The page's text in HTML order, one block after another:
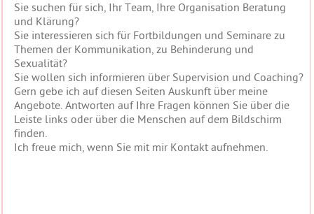
Sie suchen für sich, Ihr Team, Ihre Organisation Beratung
und Klärung?
Sie interessieren sich für Fortbildungen und Seminare zu
Themen der Kommunikation, zu Behinderung und
Sexualität?
Sie wollen sich informieren über Supervision und Coaching?
Gern gebe ich auf diesen Seiten Auskunft über meine
Angebote. Antworten auf Ihre Fragen können Sie über die
Leiste links oder über die Menschen auf dem Bildschirm
finden.
Ich freue mich, wenn Sie mit mir Kontakt aufnehmen.